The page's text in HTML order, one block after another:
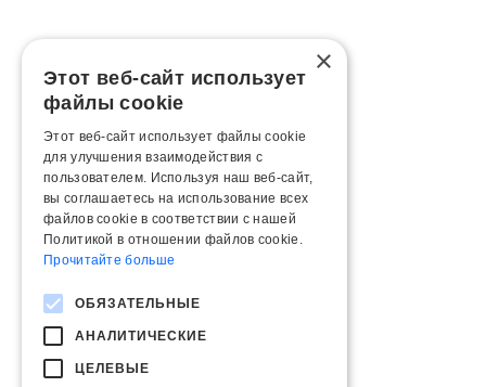
×
Этот веб-сайт использует
файлы cookie
Этот веб-сайт использует файлы cookie
для улучшения взаимодействия с
пользователем. Используя наш веб-сайт,
вы соглашаетесь на использование всех
файлов cookie в соответствии с нашей
Политикой в ​​отношении файлов cookie.
Прочитайте больше
ОБЯЗАТЕЛЬНЫЕ
АНАЛИТИЧЕСКИЕ
ЦЕЛЕВЫЕ